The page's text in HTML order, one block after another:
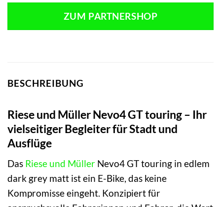
ZUM PARTNERSHOP
BESCHREIBUNG
Riese und Müller Nevo4 GT touring – Ihr
vielseitiger Begleiter für Stadt und
Ausflüge
Das Riese und Müller Nevo4 GT touring in edlem
dark grey matt ist ein E-Bike, das keine
Kompromisse eingeht. Konzipiert für